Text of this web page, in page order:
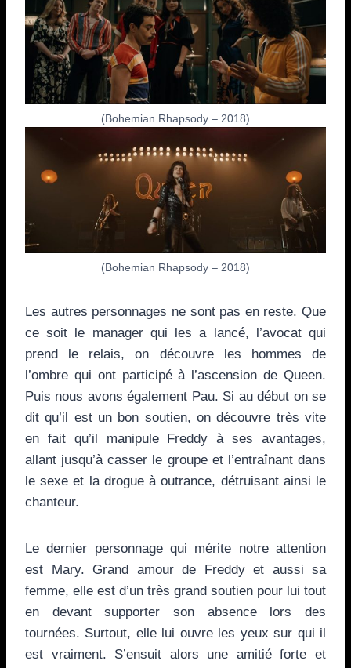
(Bohemian Rhapsody – 2018)
(Bohemian Rhapsody – 2018)
Les autres personnages ne sont pas en reste. Que
ce soit le manager qui les a lancé, l’avocat qui
prend le relais, on découvre les hommes de
l’ombre qui ont participé à l’ascension de Queen.
Puis nous avons également Pau. Si au début on se
dit qu’il est un bon soutien, on découvre très vite
en fait qu’il manipule Freddy à ses avantages,
allant jusqu’à casser le groupe et l’entraînant dans
le sexe et la drogue à outrance, détruisant ainsi le
chanteur.
Le dernier personnage qui mérite notre attention
est Mary. Grand amour de Freddy et aussi sa
femme, elle est d’un très grand soutien pour lui tout
en devant supporter son absence lors des
tournées. Surtout, elle lui ouvre les yeux sur qui il
est vraiment. S’ensuit alors une amitié forte et